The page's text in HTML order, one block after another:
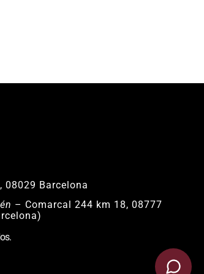
08029 Barcelona
– Comarcal 244 km 18, 08777